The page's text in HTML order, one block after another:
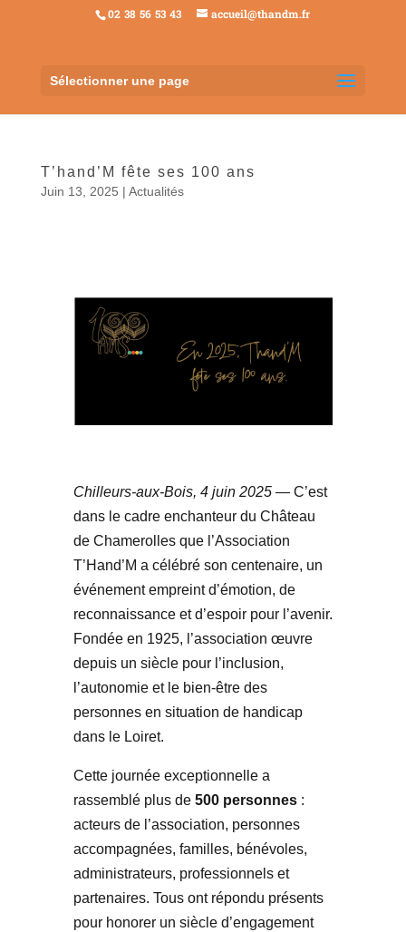
02 38 56 53 43 accueil@thandm.fr
Sélectionner une page
T’hand’M fête ses 100 ans
Juin 13, 2025 | Actualités
Chilleurs-aux-Bois, 4 juin 2025 — C’est
dans le cadre enchanteur du Château
de Chamerolles que l’Association
T’Hand’M a célébré son centenaire, un
événement empreint d’émotion, de
reconnaissance et d’espoir pour l’avenir.
Fondée en 1925, l’association œuvre
depuis un siècle pour l’inclusion,
l’autonomie et le bien-être des
personnes en situation de handicap
dans le Loiret.
Cette journée exceptionnelle a
rassemblé plus de 500 personnes :
acteurs de l’association, personnes
accompagnées, familles, bénévoles,
administrateurs, professionnels et
partenaires. Tous ont répondu présents
pour honorer un siècle d’engagement